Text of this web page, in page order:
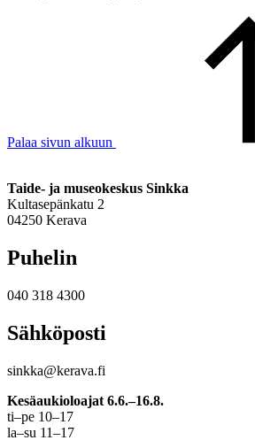
Palaa sivun alkuun
Taide- ja museokeskus Sinkka
Kultasepänkatu 2
04250 Kerava
Puhelin
040 318 4300
Sähköposti
sinkka@kerava.fi
Kesäaukioloajat 6.6.–16.8.
ti–pe 10–17
la–su 11–17